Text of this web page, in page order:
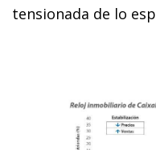
tensionada de lo